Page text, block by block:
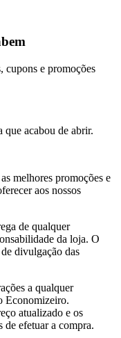
cupons e promoções
que acabou de abrir.
melhores promoções e
aos nossos
de qualquer
da loja. O
divulgação das
a qualquer
Economizeiro.
atualizado e os
de efetuar a compra.